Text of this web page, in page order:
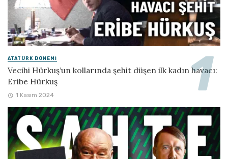
ATATÜRK DÖNEMI
Vecihi Hürkuş’un kollarında şehit düşen ilk kadın havacı:
Eribe Hürkuş
1 Kasım 2024